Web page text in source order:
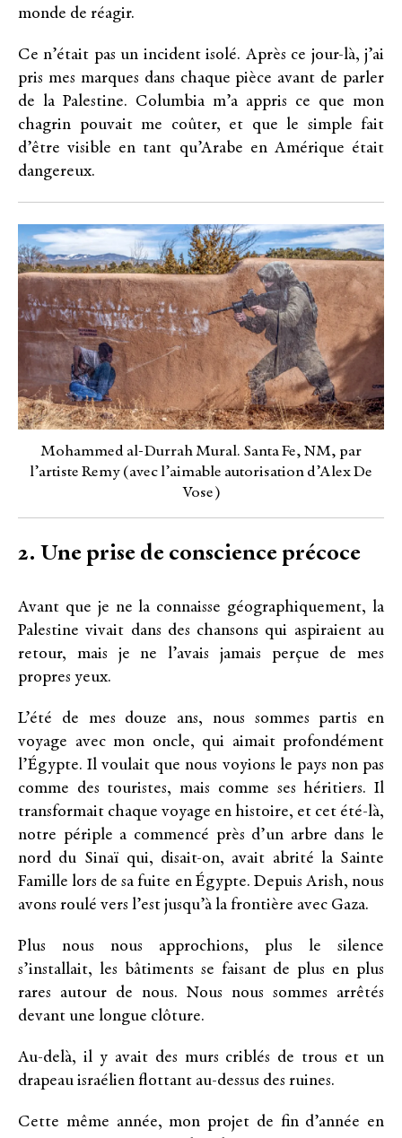
monde de réagir.
Ce n’était pas un incident isolé. Après ce jour-là, j’ai
pris mes marques dans chaque pièce avant de parler
de la Palestine. Columbia m’a appris ce que mon
chagrin pouvait me coûter, et que le simple fait
d’être visible en tant qu’Arabe en Amérique était
dangereux.
Mohammed al-Durrah Mural. Santa Fe, NM, par
l’artiste Remy (avec l’aimable autorisation d’Alex De
Vose)
2. Une prise de conscience précoce
Avant que je ne la connaisse géographiquement, la
Palestine vivait dans des chansons qui aspiraient au
retour, mais je ne l’avais jamais perçue de mes
propres yeux.
L’été de mes douze ans, nous sommes partis en
voyage avec mon oncle, qui aimait profondément
l’Égypte. Il voulait que nous voyions le pays non pas
comme des touristes, mais comme ses héritiers. Il
transformait chaque voyage en histoire, et cet été-là,
notre périple a commencé près d’un arbre dans le
nord du Sinaï qui, disait-on, avait abrité la Sainte
Famille lors de sa fuite en Égypte. Depuis Arish, nous
avons roulé vers l’est jusqu’à la frontière avec Gaza.
Plus nous nous approchions, plus le silence
s’installait, les bâtiments se faisant de plus en plus
rares autour de nous. Nous nous sommes arrêtés
devant une longue clôture.
Au-delà, il y avait des murs criblés de trous et un
drapeau israélien flottant au-dessus des ruines.
Cette même année, mon projet de fin d’année en